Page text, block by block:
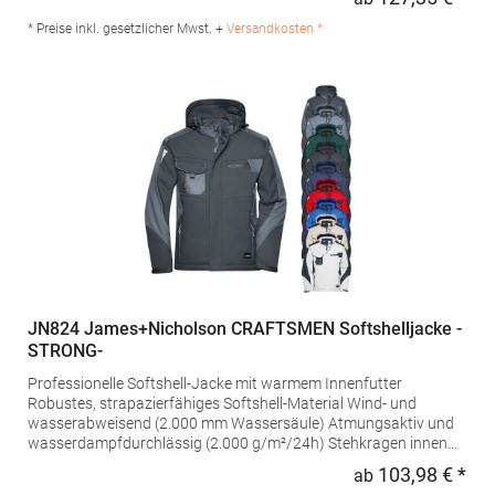
100% Polyester; Kragen: 80% Polyacryl / 20% PolyesterAngaben
zur Produktsicherheit:Herst.-Nr.: 3101Hersteller: TB International
* Preise inkl. gesetzlicher Mwst. + Versandkosten *
JN824 James+Nicholson CRAFTSMEN Softshelljacke -
STRONG-
Professionelle Softshell-Jacke mit warmem Innenfutter
Robustes, strapazierfähiges Softshell-Material Wind- und
wasserabweisend (2.000 mm Wassersäule) Atmungsaktiv und
wasserdampfdurchlässig (2.000 g/m²/24h) Stehkragen innen
ab 103,98 € *